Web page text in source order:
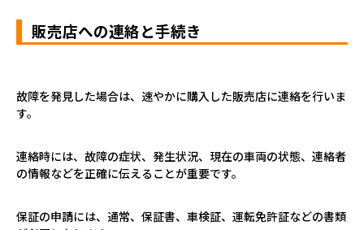
販売店への連絡と手続き
故障を発見した場合は、速やかに購入した販売店に連絡を行いま
す。
連絡時には、故障の症状、発生状況、現在の車両の状態、連絡者
の情報などを正確に伝えることが重要です。
保証の申請には、通常、保証書、車検証、運転免許証などの書類